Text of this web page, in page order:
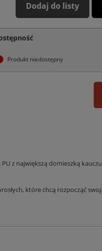
Dodaj do listy
Produkt niedostępny
z największą domieszką
które chcą rozpocząć